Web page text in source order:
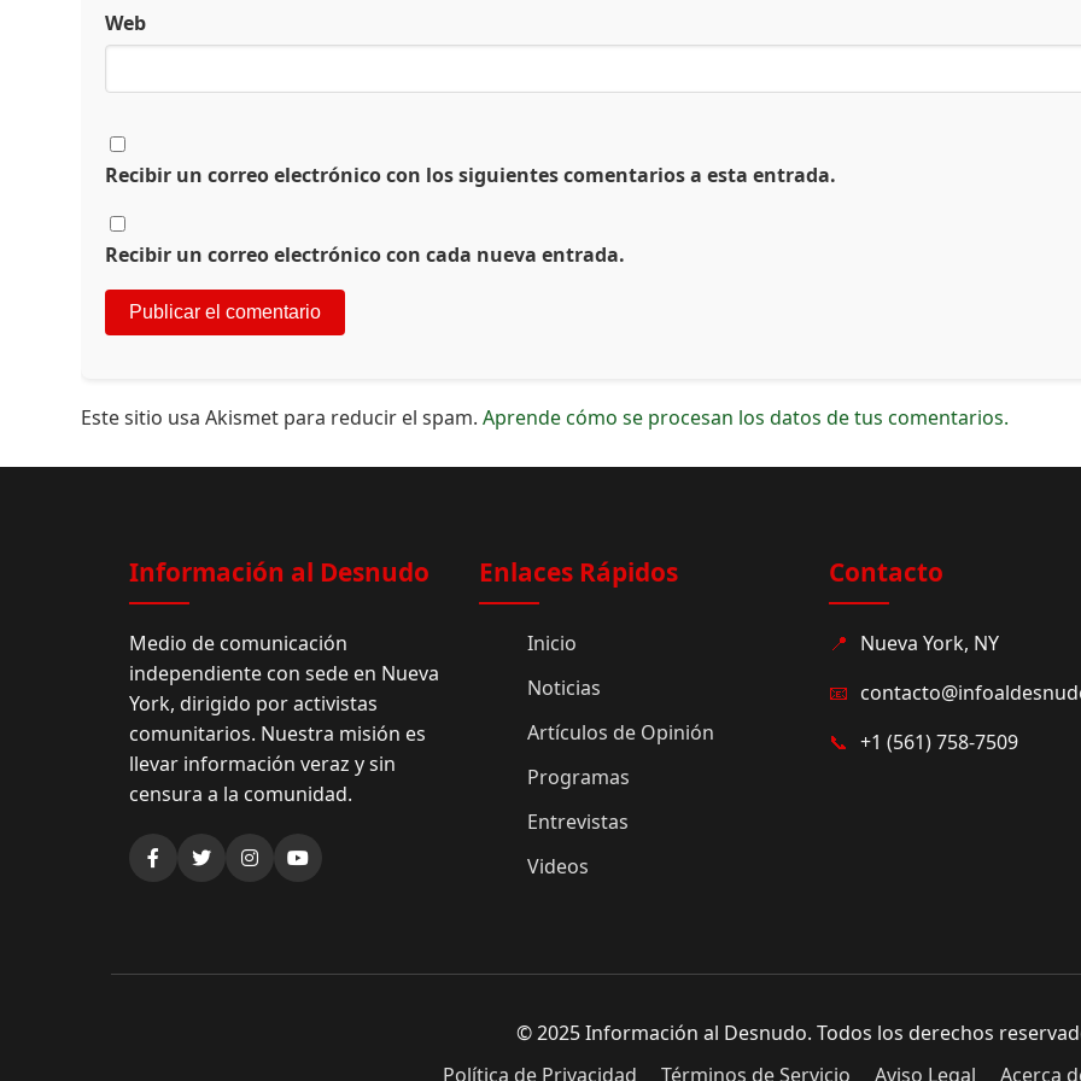
Web
Recibir un correo electrónico con los siguientes comentarios a esta entrada.
Recibir un correo electrónico con cada nueva entrada.
Este sitio usa Akismet para reducir el spam.Aprende cómo se procesan los datos de tus comentarios.
Información al Desnudo
Medio de comunicación
independiente con sede en Nueva
York, dirigido por activistas
comunitarios. Nuestra misión es
llevar información veraz y sin
censura a la comunidad.
Enlaces Rápidos
Inicio
Noticias
Artículos de Opinión
Programas
Entrevistas
Videos
Contacto
📍 Nueva York, NY
📧
📞 +1 (561) 758-7509
© 2025 Información al Desnudo. Todos los derechos
Política de Privacidad
Términos de Servicio Aviso Legal Acerca